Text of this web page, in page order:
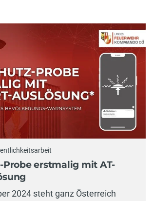
erstmalig mit AT-
2024 steht ganz Österreich